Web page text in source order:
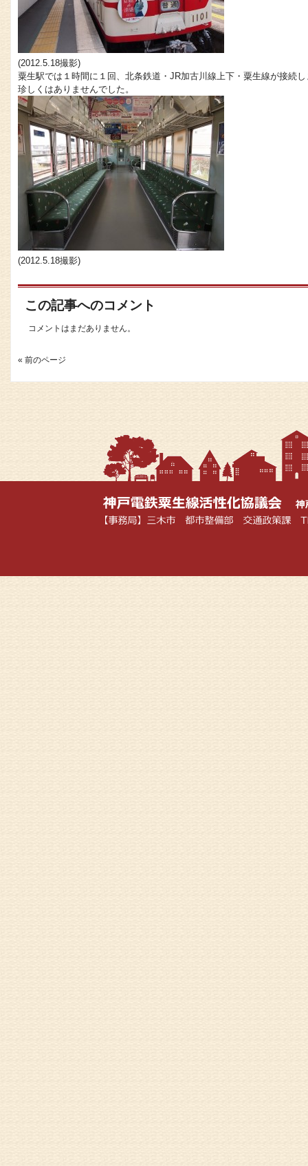
(2012.5.18撮影)
粟生駅では１時間に１回、北条鉄道・JR加古川線上下・粟生線が接続
珍しくはありませんでした。
(2012.5.18撮影)
この記事へのコメント
コメントはまだありません。
« 前のページ